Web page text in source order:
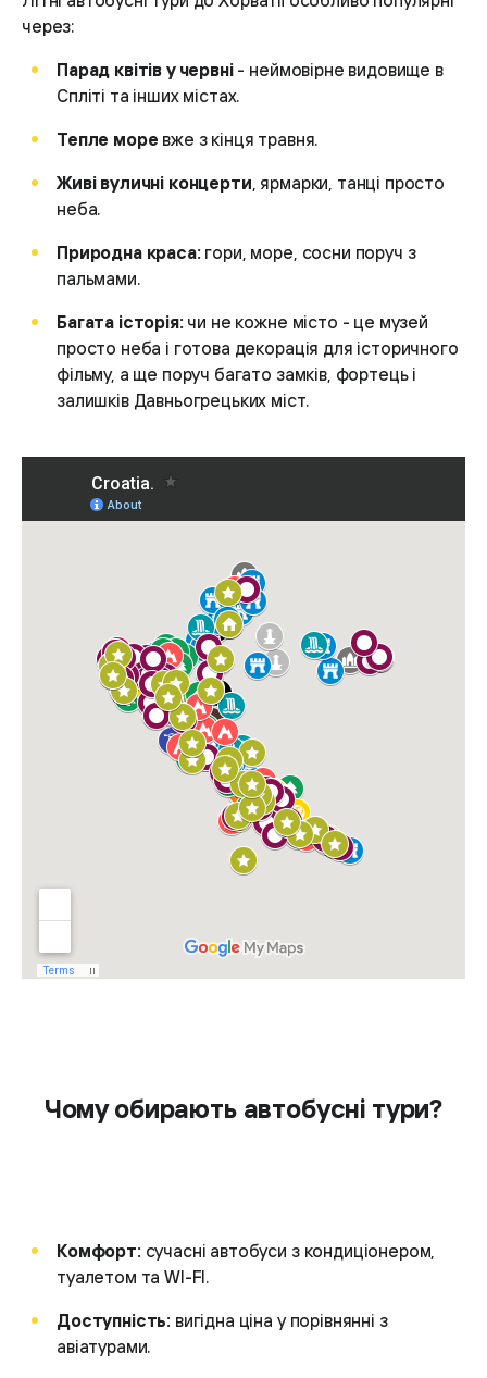
через:
Парад квітів у червні - неймовірне видовище в
Спліті та інших містах.
Тепле море вже з кінця травня.
Живі вуличні концерти, ярмарки, танці просто
неба.
Природна краса: гори, море, сосни поруч з
пальмами.
Багата історія: чи не кожне місто - це музей
просто неба і готова декорація для історичного
фільму, а ще поруч багато замків, фортець і
залишків Давньогрецьких міст.
Чому обирають автобусні тури?
Комфорт: сучасні автобуси з кондиціонером,
туалетом та WI-FI.
Доступність: вигідна ціна у порівнянні з
авіатурами.